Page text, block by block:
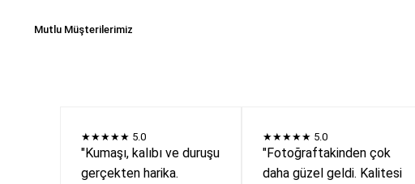
Mutlu Müşterilerimiz
★★★★★ 5.0
"Kumaşı, kalıbı ve duruşu
gerçekten harika.
★★★★★ 5.0
"Fotoğraftakinden çok
daha güzel geldi. Kalitesi